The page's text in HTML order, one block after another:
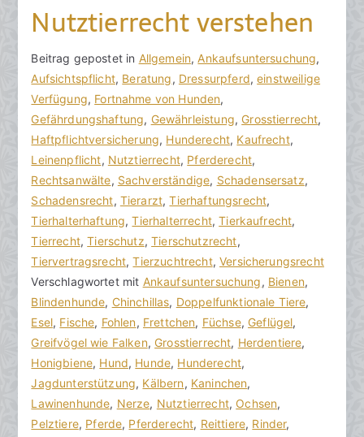
Nutztierrecht verstehen
V
o
n
h
o
r
a
k
R
e
c
h
t
s
a
n
w
ä
l
B
e
i
t
r
a
g
v
e
r
ö
f
f
e
n
t
l
i
c
Beitrag gepostet in Allgemein, Ankaufsuntersuchung,
Aufsichtspflicht, Beratung, Dressurpferd,einstweilige
Verfügung, Fortnahme von Hunden,
Gefährdungshaftung, Gewährleistung, Grosstierrecht,
Haftpflichtversicherung, Hunderecht, Kaufrecht,
Leinenpflicht, Nutztierrecht, Pferderecht,
Rechtsanwälte, Sachverständige, Schadensersatz,
Schadensrecht, Tierarzt,Tierhaftungsrecht,
Tierhalterhaftung,Tierhalterrecht,Tierkaufrecht,
Tierrecht,Tierschutz,Tierschutzrecht,
Tiervertragsrecht,Tierzuchtrecht,Versicherungsrecht
Verschlagwortet mit Ankaufsuntersuchung, Bienen,
Blindenhunde, Chinchillas, Doppelfunktionale Tiere,
Esel, Fische, Fohlen, Frettchen, Füchse, Geflügel,
Greifvögel wie Falken, Grosstierrecht, Herdentiere,
Honigbiene, Hund, Hunde, Hunderecht,
Jagdunterstützung, Kälbern, Kaninchen,
Lawinenhunde, Nerze, Nutztierrecht, Ochsen,
Pelztiere, Pferde, Pferderecht, Reittiere, Rinder,
K
e
i
n
e
K
o
m
m
e
n
t
a
r
e
zu
Nutztierrecht
verstehen